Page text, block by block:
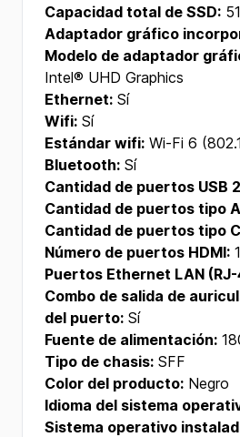
Capacidad total de SSD:
Adaptador gráfico
Modelo de adaptador
Intel® UHD Graphics
Ethernet: Sí
Wifi: Sí
Estándar wifi: Wi-Fi 6
Bluetooth: Sí
Cantidad de puertos USB
Cantidad de puertos tipo A
Cantidad de puertos tipo C
Número de puertos HDMI: 1
Puertos Ethernet LAN
Combo de salida de
del puerto: Sí
Fuente de alimentación:
Tipo de chasis: SFF
Color del producto: Negro
Idioma del sistema
Sistema operativo